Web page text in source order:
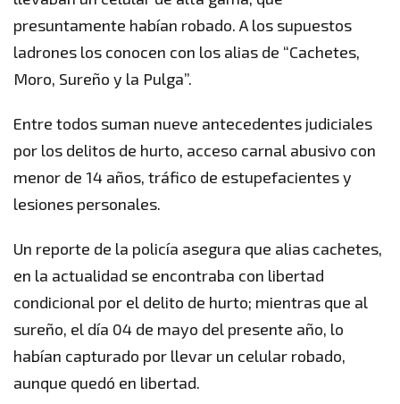
presuntamente habían robado. A los supuestos
ladrones los conocen con los alias de “Cachetes,
Moro, Sureño y la Pulga”.
Entre todos suman nueve antecedentes judiciales
por los delitos de hurto, acceso carnal abusivo con
menor de 14 años, tráfico de estupefacientes y
lesiones personales.
Un reporte de la policía asegura que alias cachetes,
en la actualidad se encontraba con libertad
condicional por el delito de hurto; mientras que al
sureño, el día 04 de mayo del presente año, lo
habían capturado por llevar un celular robado,
aunque quedó en libertad.